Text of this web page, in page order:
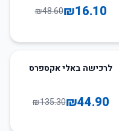
₪16.10
₪48.60
67
לרכישה באלי אקספרס
₪44.90
₪135.30